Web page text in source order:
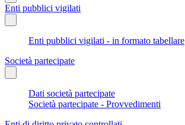
Enti pubblici vigilati
Enti pubblici vigilati - in formato tabellare
Società partecipate
Dati società partecipate
Società partecipate - Provvedimenti